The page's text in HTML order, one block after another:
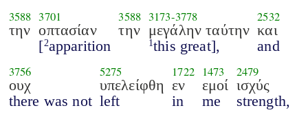
3588
την
3701
οπτασίαν
[2apparition
3588
την
3173-3778
μεγάλην ταύτην
1this great],
2532
και
and
3756
ουχ
there was not
5275
υπελείφθη
left
1722
εν
in
1473
εμοί
me
2479
ισχύς
strength,